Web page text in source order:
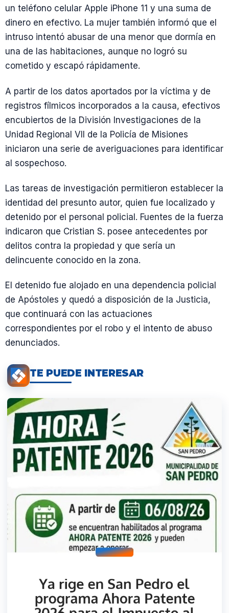
un teléfono celular Apple iPhone 11 y una suma de
dinero en efectivo. La mujer también informó que el
intruso intentó abusar de una menor que dormía en
una de las habitaciones, aunque no logró su
cometido y escapó rápidamente.
A partir de los datos aportados por la víctima y de
registros fílmicos incorporados a la causa, efectivos
encubiertos de la División Investigaciones de la
Unidad Regional VII de la Policía de Misiones
iniciaron una serie de averiguaciones para identificar
al sospechoso.
Las tareas de investigación permitieron establecer la
identidad del presunto autor, quien fue localizado y
detenido por el personal policial. Fuentes de la fuerza
indicaron que Cristian S. posee antecedentes por
delitos contra la propiedad y que sería un
delincuente conocido en la zona.
El detenido fue alojado en una dependencia policial
de Apóstoles y quedó a disposición de la Justicia,
que continuará con las actuaciones
correspondientes por el robo y el intento de abuso
denunciados.
TE PUEDE INTERESAR